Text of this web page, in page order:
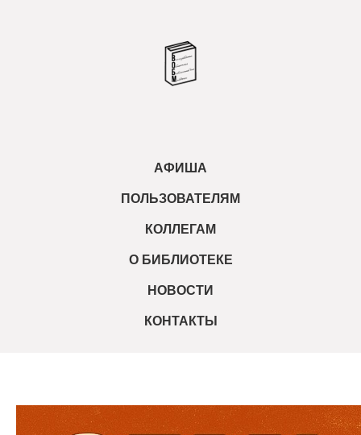
АФИША
ПОЛЬЗОВАТЕЛЯМ
КОЛЛЕГАМ
О БИБЛИОТЕКЕ
НОВОСТИ
КОНТАКТЫ